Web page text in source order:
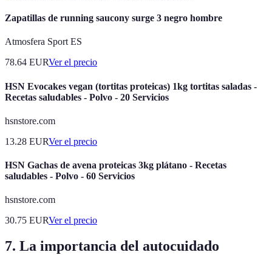
Zapatillas de running saucony surge 3 negro hombre
Atmosfera Sport ES
78.64 EURVer el precio
HSN Evocakes vegan (tortitas proteicas) 1kg tortitas saladas -
Recetas saludables - Polvo - 20 Servicios
hsnstore.com
13.28 EURVer el precio
HSN Gachas de avena proteicas 3kg plátano - Recetas
saludables - Polvo - 60 Servicios
hsnstore.com
30.75 EURVer el precio
7. La importancia del autocuidado